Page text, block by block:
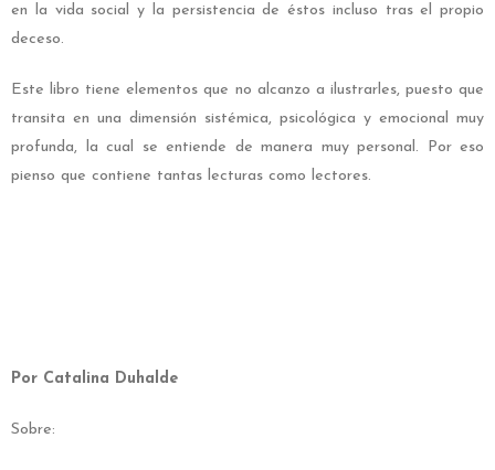
en la vida social y la persistencia de éstos incluso tras el propio
deceso.
Este libro tiene elementos que no alcanzo a ilustrarles, puesto que
transita en una dimensión sistémica, psicológica y emocional muy
profunda, la cual se entiende de manera muy personal. Por eso
pienso que contiene tantas lecturas como lectores.
Por Catalina Duhalde
Sobre: